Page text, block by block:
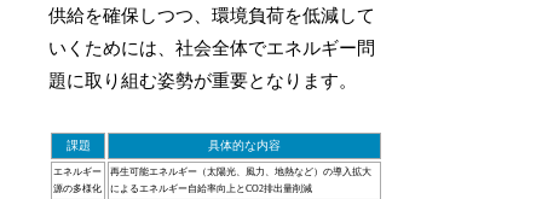
供給を確保しつつ、環境負荷を低減して
いくためには、社会全体でエネルギー問
題に取り組む姿勢が重要となります。
課題 具体的な内容
エネルギー
源の多様化
再生可能エネルギー（太陽光、風力、地熱など）の導入拡大
によるエネルギー自給率向上とCO2排出量削減